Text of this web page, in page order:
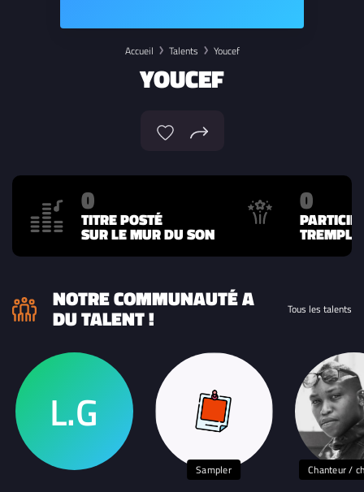
Accueil Talents Youcef
YOUCEF
0
TITRE POSTÉ
SUR LE MUR DU SON
0
NOTRE COMMUNAUTÉ A
DU TALENT ! Tous les talents
Sampler Chanteur /